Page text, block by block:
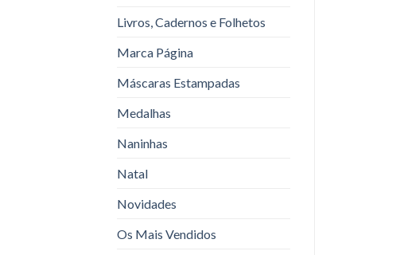
Livros, Cadernos e Folhetos
Marca Página
Máscaras Estampadas
Medalhas
Naninhas
Natal
Novidades
Os Mais Vendidos